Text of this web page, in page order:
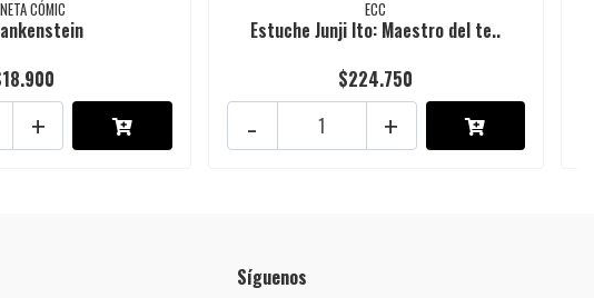
CÓMIC
+
ECC
Estuche Junji Ito: Maestro del te..
$224.750
+
-
Síguenos